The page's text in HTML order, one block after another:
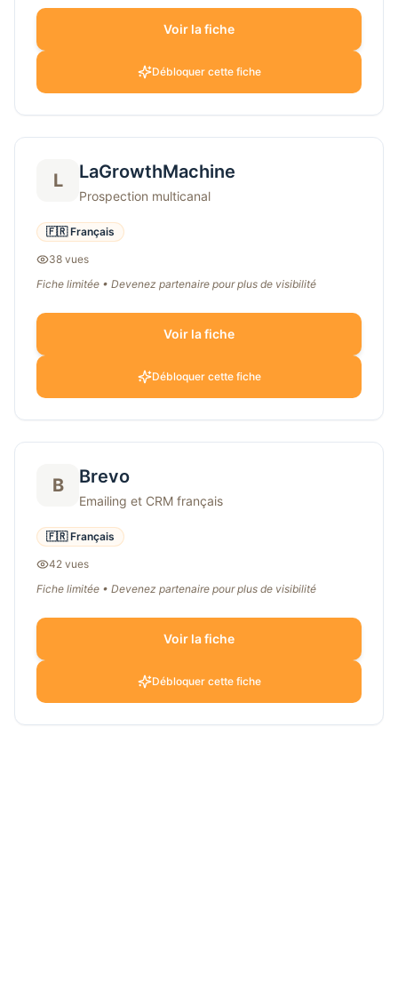
Voir la fiche
Débloquer cette fiche
L LaGrowthMachine
Prospection multicanal
🇫🇷 Français
38 vues
Fiche limitée • Devenez partenaire pour plus de visibilité
Voir la fiche
Débloquer cette fiche
B Brevo
Emailing et CRM français
🇫🇷 Français
42 vues
Fiche limitée • Devenez partenaire pour plus de visibilité
Voir la fiche
Débloquer cette fiche